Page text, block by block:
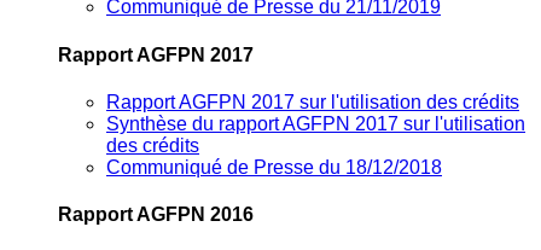
Communiqué de Presse du 21/11/2019
Rapport AGFPN 2017
Rapport AGFPN 2017 sur l'utilisation des crédits
Synthèse du rapport AGFPN 2017 sur l'utilisation
des crédits
Communiqué de Presse du 18/12/2018
Rapport AGFPN 2016